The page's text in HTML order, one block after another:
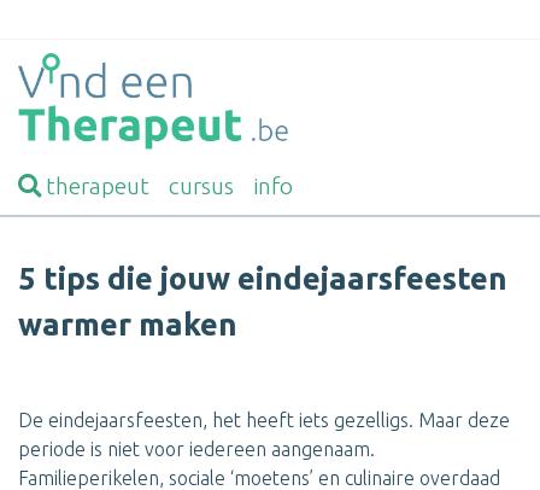
therapeut cursus info
5 tips die jouw eindejaarsfeesten
warmer maken
De eindejaarsfeesten, het heeft iets gezelligs. Maar deze
periode is niet voor iedereen aangenaam.
Familieperikelen, sociale ‘moetens’ en culinaire overdaad